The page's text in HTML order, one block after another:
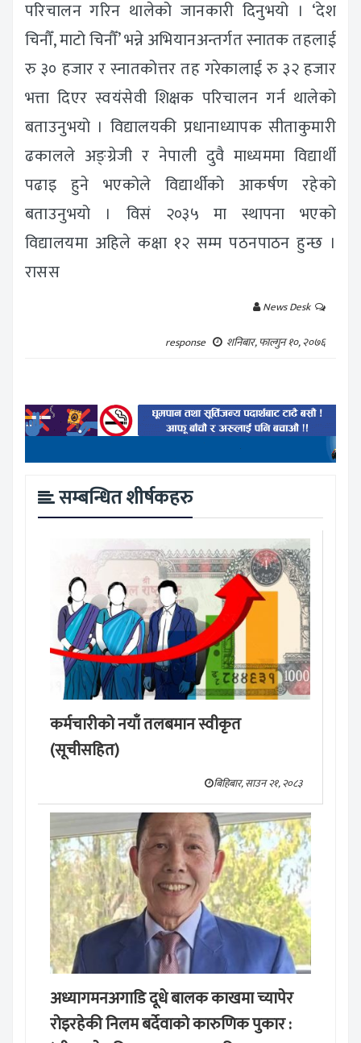
परिचालन गरिन थालेको जानकारी दिनुभयो । ‘देश
चिनौँ, माटो चिनौँ’ भन्ने अभियानअन्तर्गत स्नातक तहलाई
रु ३० हजार र स्नातकोत्तर तह गरेकालाई रु ३२ हजार
भत्ता दिएर स्वयंसेवी शिक्षक परिचालन गर्न थालेको
बताउनुभयो । विद्यालयकी प्रधानाध्यापक सीताकुमारी
ढकालले अङ्ग्रेजी र नेपाली दुवै माध्यममा विद्यार्थी
पढाइ हुने भएकोले विद्यार्थीको आकर्षण रहेको
बताउनुभयो । विसं २०३५ मा स्थापना भएको
विद्यालयमा अहिले कक्षा १२ सम्म पठनपाठन हुन्छ ।
रासस
News Desk
response
शनिबार, फाल्गुन १०, २०७६
सम्बन्धित शीर्षकहरु
कर्मचारीको नयाँ तलबमान स्वीकृत
(सूचीसहित)
बिहिबार, साउन २१, २०८३
अध्यागमनअगाडि दूधे बालक काखमा च्यापेर
रोइरहेकी निलम बर्देवाको कारुणिक पुकार :